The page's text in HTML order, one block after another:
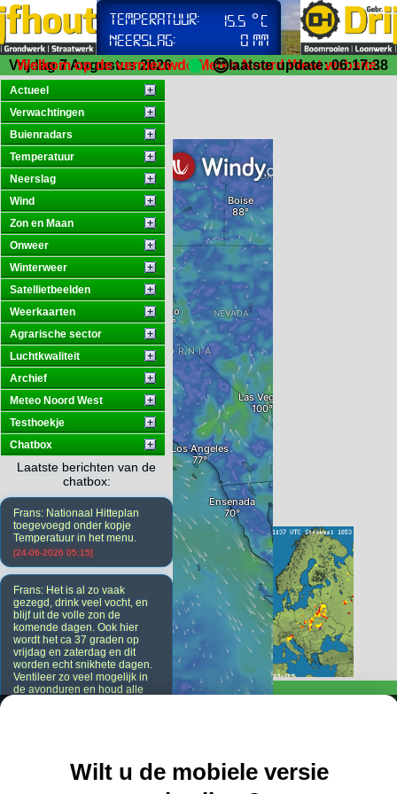
Vrijdag 7 Augustus 2026
Welkom op de vernieuwde Meteo Noord West website.
😊laatste update: 06:17:38
Actueel
Verwachtingen
Buienradars
Temperatuur
Neerslag
Wind
Zon en Maan
Onweer
Winterweer
Satellietbeelden
Weerkaarten
Agrarische sector
Luchtkwaliteit
Archief
Meteo Noord West
Testhoekje
Chatbox
Laatste berichten van de
chatbox:
Frans: Nationaal Hitteplan
toegevoegd onder kopje
Temperatuur in het menu.
[24-06-2026 05:15]
Frans: Het is al zo vaak
gezegd, drink veel vocht, en
blijf uit de volle zon de
komende dagen. Ook hier
wordt het ca 37 graden op
vrijdag en zaterdag en dit
worden echt snikhete dagen.
Ventileer zo veel mogelijk in
de avonduren en houd alle
Wilt u de mobiele versie